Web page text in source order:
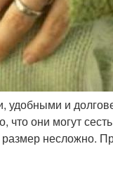
удобными и
они могут
несложно.